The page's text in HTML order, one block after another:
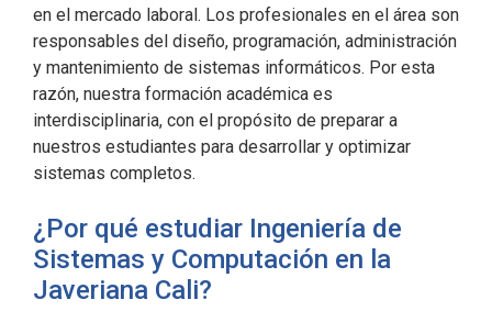
en el mercado laboral. Los profesionales en el área son
responsables del diseño, programación, administración
y mantenimiento de sistemas informáticos. Por esta
razón, nuestra formación académica es
interdisciplinaria, con el propósito de preparar a
nuestros estudiantes para desarrollar y optimizar
sistemas completos.
¿Por qué estudiar Ingeniería de
Sistemas y Computación en la
Javeriana Cali?